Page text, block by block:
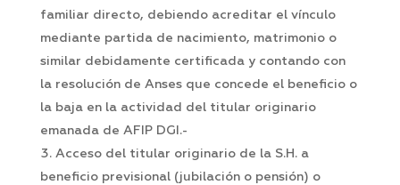
familiar directo, debiendo acreditar el vínculo
mediante partida de nacimiento, matrimonio o
similar debidamente certificada y contando con
la resolución de Anses que concede el beneficio o
la baja en la actividad del titular originario
emanada de AFIP DGI.-
Acceso del titular originario de la S.H. a
beneficio previsional (jubilación o pensión) o